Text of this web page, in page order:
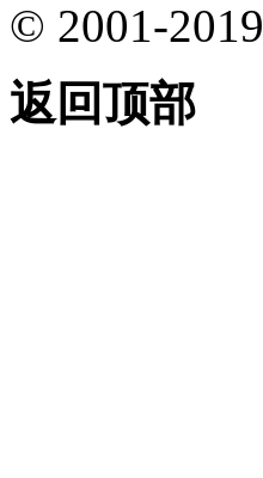
© 2001-2019
返回顶部